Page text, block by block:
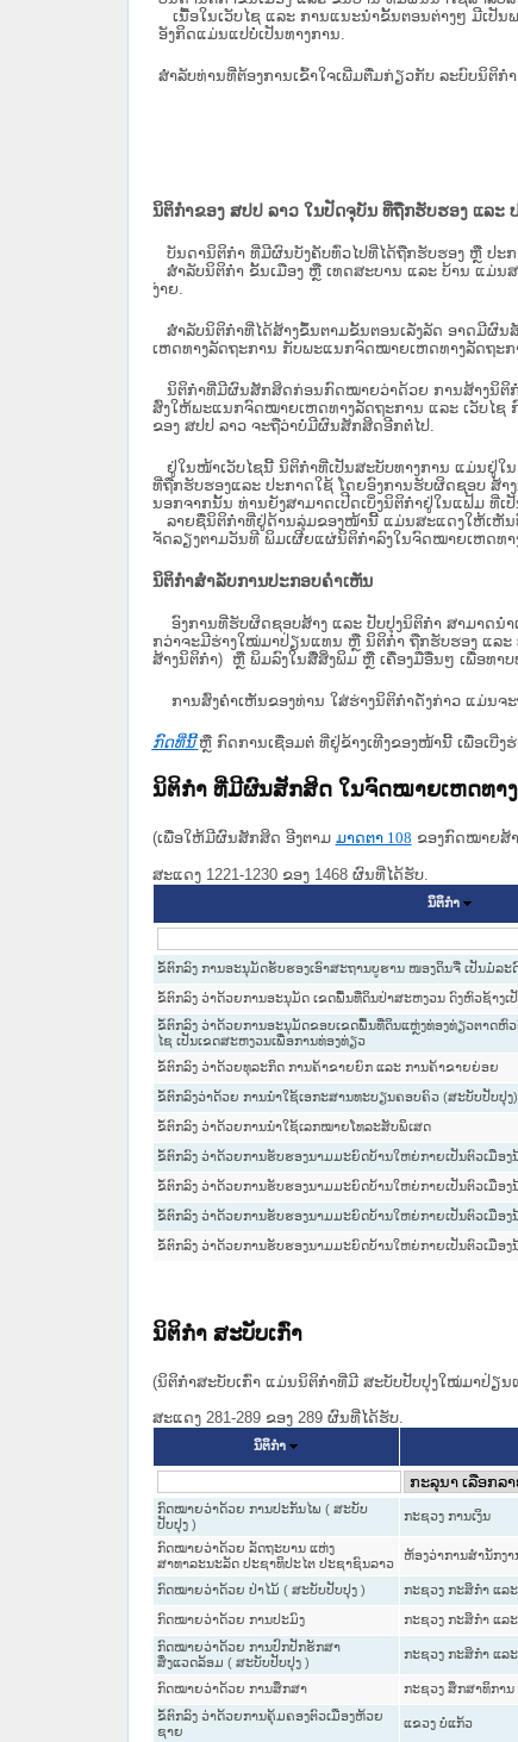
ເນື້ອໃນ​ເວັບ​ໄຊ​ ແລະ ການແນະນໍາຂັ້ນຕອນຕ່າງໆ ມີເປັ
ອັງກິດແມ່ນແປບໍ່ເປັນທາງການ.
ສໍາລັບທ່ານທີ່ຕ້ອງການເຂົ້າໃຈເພີ່ມຕື່ມກ່ຽວກັບ ລະບົບນິຕິກ
ນິຕິກຳຂອງ ສປປ ລາວ ໃນປັດຈຸບັນ ທີ່ຖືກ​ຮັບ​ຮອງ ແລະ
ບັນດານິຕິກໍາ ທີ່ມີຜົນບັງຄັບທົ່ວໄປທີ່ໄດ້ຖືກ​ຮັບ​ຮອງ ຫຼື ປະ
ສຳລັບນິ​ຕິ​ກຳ ຂັ້ນເມືອງ ຫຼື ເທດ​ສະ​ບານ ແລະ ບ້ານ ແມ່ນ
ງ່າຍ.
ສໍາລັບນິຕິກໍາທີ່ໄດ້ສ້າງຂຶ້ນຕາມຂັ້ນຕອນເລັ່ງລັດ ອາດມີຜົ
ເຫດທາງລັດຖະການ ກັບ​ພະແນກຈົດ​ໝາຍ​ເຫດ​ທາງ​ລັດ​ຖະ​
ນິ​ຕິ​ກຳ​ທີ່​ມີ​ຜົນ​ສັກ​ສິດ​ກ່ອນ​ກົດ​ໝາຍ​ວ່າ​ດ້ວຍ​ ການ​ສ້າງ​ນິ​ຕິ​ກ
ສົ່ງໃຫ້​ພະແນກຈົດ​ໝາຍ​ເຫດ​ທາງ​ລັດ​ຖະ​ການ ແລະ ເວັບໄ
ຂອງ ສປ​ປ ລາວ ​ຈະຖື​ວ່າບໍ່​ມີ​ຜົນ​ສັກ​ສິດ​ອີກ​ຕໍ່​ໄປ.
ຢູ່ໃນໜ້າ​ເວັບ​ໄຊ​ນີ້ ນິຕິກຳທີ່ເປັນສະບັບທາງການ ແມ່ນຢູ່ໃນ
ທີ່ຖືກຮັບຮອງແລະ ປະກາດໃຊ້ ໂດຍອົງການຮັບຜິດຊອບ ສ້າງ
ນອກຈາກນັ້ນ ທ່ານຍັງສາມາດເປີດເບິ່ງນິຕິກຳຢູ່ໃນແຟ້ມ ທີ່ເ
ລາຍຊື່ນິຕິກຳທີ່ຢູ່ດ້ານລຸ່ມຂອງໜ້ານີ້ ແມ່ນສະແດງໃຫ້ເຫັນ
ຈັດລຽງຕາມວັນທີ ພິມເຜີຍແຜ່ນິຕິກຳລົງໃນຈົດໝາຍເຫດທາ
ນິຕິກຳສຳລັບການປະກອບຄຳເຫັນ
ອົງການທີ່ຮັບຜິດຊອບສ້າງ ແລະ ປັບປຸງນິຕິກຳ ສາມາດນຳ
ກວ່າຈະມີຮ່າງໃໝ່ມາປ່ຽນແທນ ຫຼື ນິຕິກໍາ ຖືກຮັບຮອງ ແລະ
ສ້າງນິຕິກຳ) ຫຼື ພິມລົງໃນສື່ສິ່ງພິມ ຫຼື ເຄື່ອງມືອື່ນໆ ເພື່ອທາ
ການສົ່ງຄໍາເຫັນຂອງທ່ານ ໃສ່ຮ່າງນິຕິກຳດັ່ງກ່າວ ແມ່ນຈະ
ກົດທີ່ນີ້ ຫຼື ກົດການເຊື່ອມຕໍ່ ທີ່ຢູ່ຂ້າງເທີງຂອງໜ້ານີ້ ເພື່ອເບີ່
ນິຕິກໍາ ທີ່ມີຜົນສັກສິດ ໃນຈົດໝາຍເຫດທາ
(ເພື່ອໃຫ້ມີຜົນສັກສິດ ອີງຕາມ ມາດ​ຕາ 108 ຂອງກົດໝາຍສ້
ສະແດງ 1221-1230 ຂອງ 1468 ຜົນທີ່ໄດ້ຮັບ.
ນິຕິກໍາ
ຂໍ້ຕົກລົງ ການອະນຸມັດຮັບຮອງເອົາສະຖານບູຮານ ໜອງດິນຈີ່ ເປັນມໍລະ
ຂໍ້ຕົກລົງ ວ່າດ້ວຍການອະນຸມັດ ເຂດພື້ນທີ່ດິນປ່າສະຫງວນ ດົງຫົວຊ້າງເ
ຂໍ້ຕົກລົງ ວ່າດ້ວຍການອະນຸມັດຂອບເຂດພື້ນທີ່ດິນແຫຼ່ງທ່ອງທ່ຽວຕາດຫົ
ໄຊ ເປັນເຂດສະຫງວນເພື່ອການທ່ອງທ່ຽວ
ຂໍ້ຕົກລົງ ວ່າດ້ວຍທຸລະກິດ ການຄ້າຂາຍຍົກ ແລະ ການຄ້າຂາຍຍ່ອຍ
ຂໍ້ຕົກລົງວ່າດ້ວຍ ການນຳໃຊ້ເອກະສານທະບຽນຄອບຄົວ (ສະບັບປັບປຸງ)
ຂໍ້ຕົກລົງ ວ່າດ້ວຍການນຳໃຊ້ເລກໝາຍໂທລະສັບພິເສດ
ຂໍ້ຕົກລົງ ວ່າດ້ວຍການຮັບຮອງນາມມະຍົດບ້ານໃຫຍ່ກາຍເປັນຕົວເມືອ
ຂໍ້ຕົກລົງ ວ່າດ້ວຍການຮັບຮອງນາມມະຍົດບ້ານໃຫຍ່ກາຍເປັນຕົວເມືອ
ຂໍ້ຕົກລົງ ວ່າດ້ວຍການຮັບຮອງນາມມະຍົດບ້ານໃຫຍ່ກາຍເປັນຕົວເມືອ
ຂໍ້ຕົກລົງ ວ່າດ້ວຍການຮັບຮອງນາມມະຍົດບ້ານໃຫຍ່ກາຍເປັນຕົວເມືອ
ນິຕິກໍາ ສະບັບເກົ່າ
(ນິຕິກໍາສະບັບເກົ່າ ແມ່ນນິຕິກໍາທີ່ມີ ສະບັບປັບປຸງໃໝ່ມາປ່ຽ
ສະແດງ 281-289 ຂອງ 289 ຜົນທີ່ໄດ້ຮັບ.
ນິຕິກໍາ
ກົດໝາຍວ່າດ້ວຍ ການປະກັນໄພ ( ສະບັບ
ປັບປຸງ )
ກະຊວງ ການເງິນ
ກົດໝາຍວ່າດ້ວຍ ລັດຖະບານ ແຫ່ງ
ສາທາລະນະລັດ ປະຊາທິປະໄຕ ປະຊາຊົນລາວ
ຫ້ອງວ່າການສຳນັກງ
ກົດໝາຍວ່າດ້ວຍ ປ່າໄມ້ ( ສະບັບປັບປຸງ ) ກະຊວງ ກະສິກຳ ແລ
ກົດໝາຍວ່າດ້ວຍ ການປະມົງ ກະຊວງ ກະສິກຳ ແລ
ກົດໝາຍວ່າດ້ວຍ ການປົກປັກຮັກສາ
ສິ່ງແວດລ້ອມ ( ສະບັບປັບປຸງ )
ກະຊວງ ກະສິກຳ ແລ
ກົດໝາຍວ່າດ້ວຍ ການສຶກສາ ກະຊວງ ສຶກສາທິການ
ຂໍ້ຕົກລົງ ວ່າດ້ວຍການຄຸ້ມຄອງຕົວເມືອງຫ້ວຍ
ຊາຍ
ແຂວງ ບໍ່ແກ້ວ